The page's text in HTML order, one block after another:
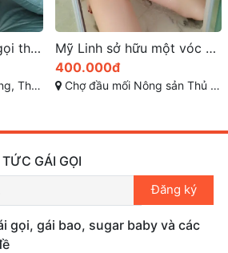
Mỹ Linh sở hữu một vóc dáng quyến rũ
phố Hồ Chí Minh
Puka kỹ năng làm tình tốt siêu đỉnh
500.000đ
Trần Trọng Cung, Tân Thuận Đông, Quận 7, Hồ Chí Minh
GÁI GỌI
Đăng ký
gọi, gái bao, sugar baby và các